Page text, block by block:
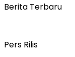
Berita Terbaru
Pers Rilis